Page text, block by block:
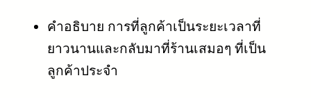
คำอธิบาย การที่ลูกค้าเป็นระยะเวลาที่
ยาวนานและกลับมาที่ร้านเสมอๆ ที่เป็น
ลูกค้าประจำ